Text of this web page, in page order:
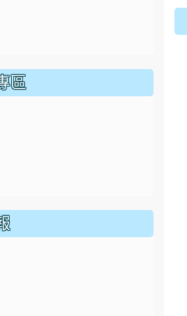
d/
d/
區